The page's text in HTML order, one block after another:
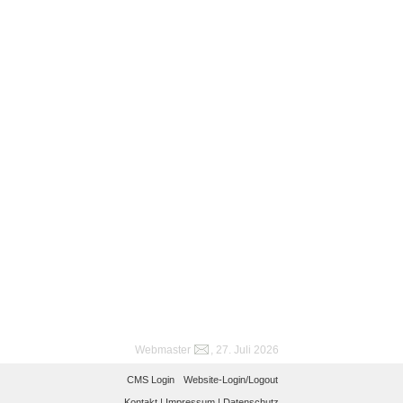
Webmaster , 27. Juli 2026
CMS Login Website-Login/Logout